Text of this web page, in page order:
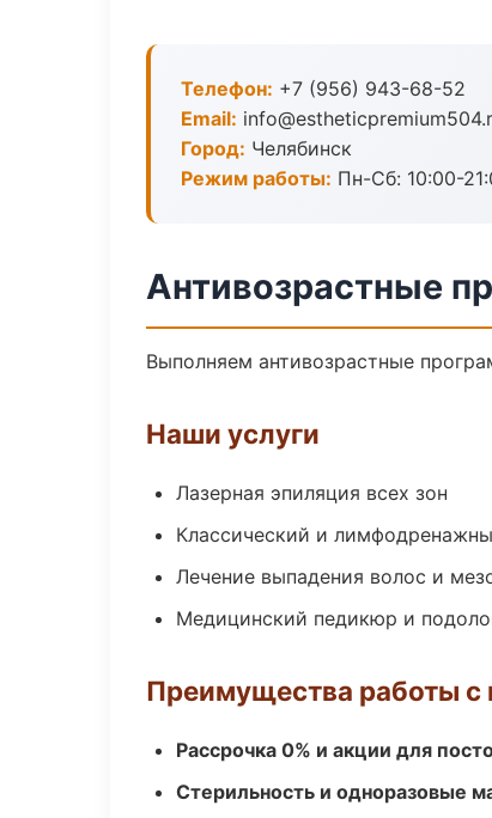
Телефон: +7 (956) 943-68-52
Email:
Город: Челябинск
Режим работы: Пн-Сб: 10:00-
Антивозрастные
Выполняем антивозрастные
Наши услуги
Лазерная эпиляция всех зон
Классический и
Лечение выпадения волос и
Медицинский педикюр и
Преимущества работы с
Рассрочка 0% и акции для
Стерильность и одноразовые